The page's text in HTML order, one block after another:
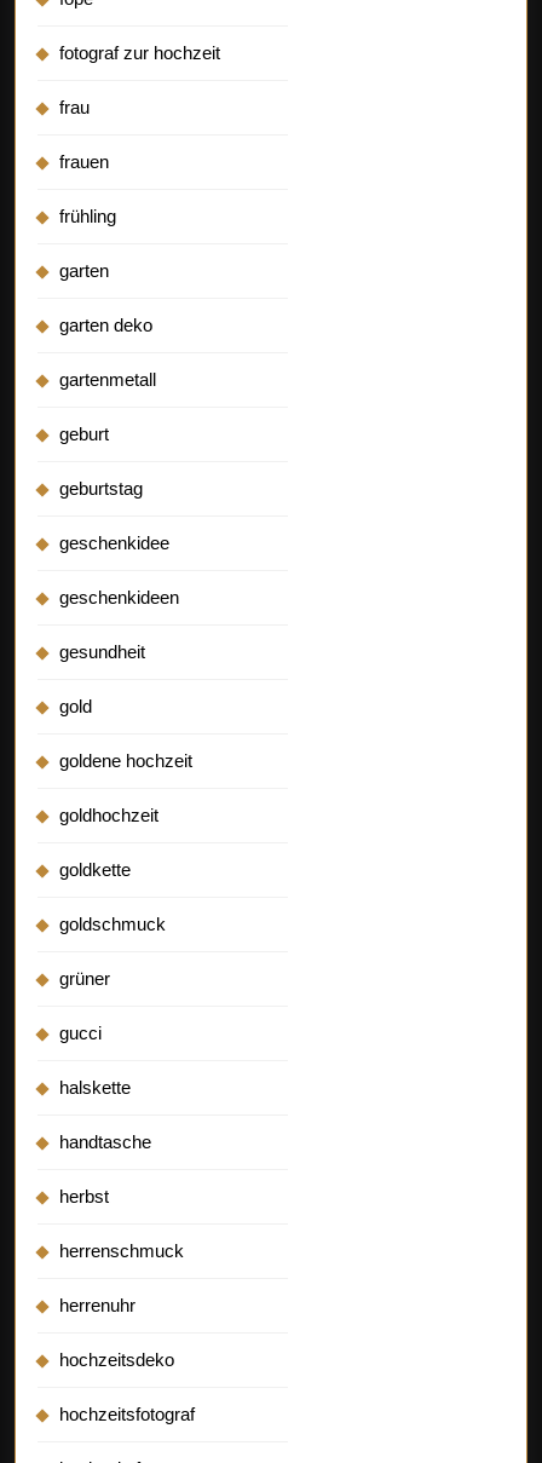
fotograf zur hochzeit
frau
frauen
frühling
garten
garten deko
gartenmetall
geburt
geburtstag
geschenkidee
geschenkideen
gesundheit
gold
goldene hochzeit
goldhochzeit
goldkette
goldschmuck
grüner
gucci
halskette
handtasche
herbst
herrenschmuck
herrenuhr
hochzeitsdeko
hochzeitsfotograf